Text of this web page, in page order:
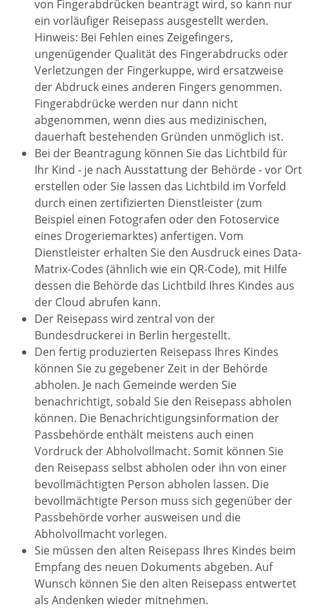
von Fingerabdrücken beantragt wird, so kann nur
ein vorläufiger Reisepass ausgestellt werden.
Hinweis: Bei Fehlen eines Zeigefingers,
ungenügender Qualität des Fingerabdrucks oder
Verletzungen der Fingerkuppe, wird ersatzweise
derAbdruck eines anderen Fingers genommen.
Fingerabdrücke werden nur dann nicht
abgenommen, wenn dies aus medizinischen,
dauerhaft bestehenden Gründen unmöglich ist.
Bei der Beantragung können Sie das Lichtbild für
Ihr Kind - je nach Ausstattung der Behörde - vor Ort
erstellen oder Sie lassen das Lichtbild im Vorfeld
durch einen zertifizierten Dienstleister (zum
Beispiel einen Fotografen oder den Fotoservice
eines Drogeriemarktes) anfertigen. Vom
Dienstleister erhalten Sie den Ausdruck eines Data-
Matrix-Codes (ähnlich wie ein QR-Code), mit Hilfe
dessen die Behörde das Lichtbild Ihres Kindes aus
der Cloud abrufen kann.
Der Reisepass wird zentral von der
Bundesdruckerei in Berlin hergestellt.
Den fertig produzierten Reisepass Ihres Kindes
können Sie zu gegebener Zeit in der Behörde
abholen. Je nach Gemeinde werden Sie
benachrichtigt, sobald Sie den Reisepass abholen
können. Die Benachrichtigungsinformation der
Passbehörde enthält meistens auch einen
Vordruck der Abholvollmacht. Somit können Sie
den Reisepass selbst abholen oder ihn von einer
bevollmächtigten Person abholen lassen. Die
bevollmächtigte Person muss sich gegenüber der
Passbehörde vorher ausweisen und die
Abholvollmacht vorlegen.
Sie müssen den alten Reisepass Ihres Kindes beim
Empfang des neuen Dokuments abgeben. Auf
Wunsch können Sie den alten Reisepass entwertet
als Andenken wieder mitnehmen.